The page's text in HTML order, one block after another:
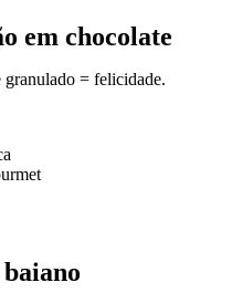
em chocolate
granulado = felicidade.